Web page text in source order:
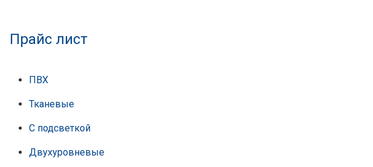
Прайс лист
ПВХ
Тканевые
С подсветкой
Двухуровневые